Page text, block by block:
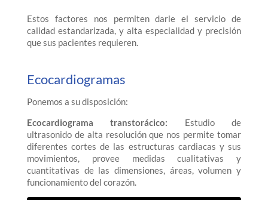
Estos factores nos permiten darle el servicio de
calidad estandarizada, y alta especialidad y precisión
que sus pacientes requieren.
Ecocardiogramas
Ponemos a su disposición:
Ecocardiograma transtorácico: Estudio de
ultrasonido de alta resolución que nos permite tomar
diferentes cortes de las estructuras cardiacas y sus
movimientos, provee medidas cualitativas y
cuantitativas de las dimensiones, áreas, volumen y
funcionamiento del corazón.